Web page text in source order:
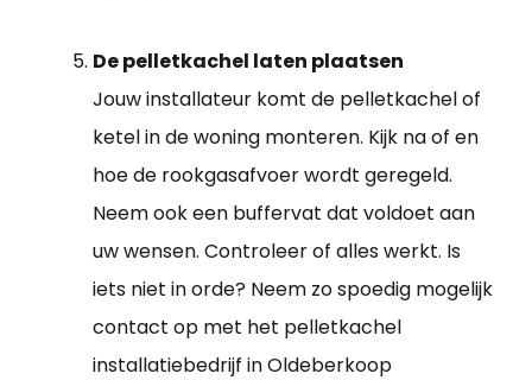
De pelletkachel laten plaatsen
Jouw installateur komt de pelletkachel of
ketel in de woning monteren. Kijk na of en
hoe de rookgasafvoer wordt geregeld.
Neem ook een buffervat dat voldoet aan
uw wensen. Controleer of alles werkt. Is
iets niet in orde? Neem zo spoedig mogelijk
contact op met het pelletkachel
installatiebedrijf in Oldeberkoop